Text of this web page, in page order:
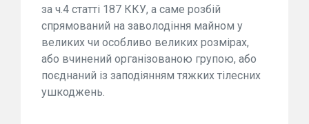
за ч.4 статті 187 ККУ, а саме розбій
спрямований на заволодіння майном у
великих чи особливо великих розмірах,
або вчинений організованою групою, або
поєднаний із заподіянням тяжких тілесних
ушкоджень.